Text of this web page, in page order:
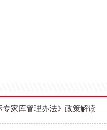
专家库管理办法》政策解读